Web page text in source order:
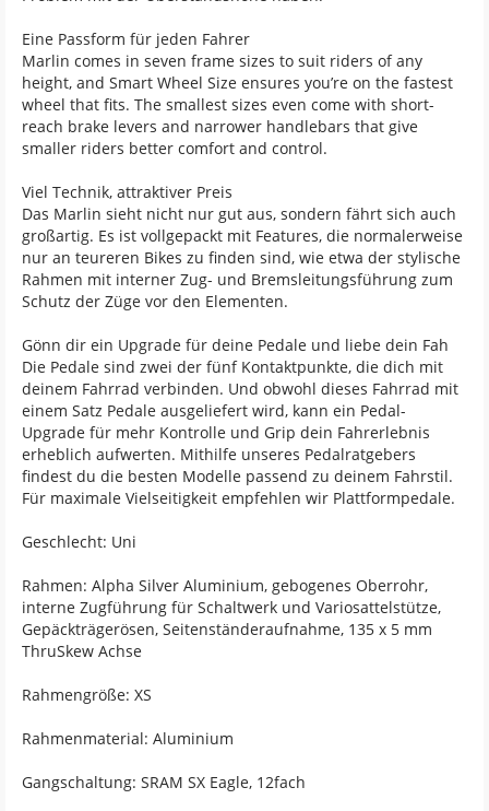
Eine Passform für jeden Fahrer
Marlin comes in seven frame sizes to suit riders of any
height, and Smart Wheel Size ensures you’re on the fastest
wheel that fits. The smallest sizes even come with short-
reach brake levers and narrower handlebars that give
smaller riders better comfort and control.
Viel Technik, attraktiver Preis
Das Marlin sieht nicht nur gut aus, sondern fährt sich auch
großartig. Es ist vollgepackt mit Features, die normalerweise
nur an teureren Bikes zu finden sind, wie etwa der stylische
Rahmen mit interner Zug- und Bremsleitungsführung zum
Schutz der Züge vor den Elementen.
Gönn dir ein Upgrade für deine Pedale und liebe dein Fah
Die Pedale sind zwei der fünf Kontaktpunkte, die dich mit
deinem Fahrrad verbinden. Und obwohl dieses Fahrrad mit
einem Satz Pedale ausgeliefert wird, kann ein Pedal-
Upgrade für mehr Kontrolle und Grip dein Fahrerlebnis
erheblich aufwerten. Mithilfe unseres Pedalratgebers
findest du die besten Modelle passend zu deinem Fahrstil.
Für maximale Vielseitigkeit empfehlen wir Plattformpedale.
Geschlecht: Uni
Rahmen: Alpha Silver Aluminium, gebogenes Oberrohr,
interne Zugführung für Schaltwerk und Variosattelstütze,
Gepäckträgerösen, Seitenständeraufnahme, 135 x 5 mm
ThruSkew Achse
Rahmengröße: XS
Rahmenmaterial: Aluminium
Gangschaltung: SRAM SX Eagle, 12fach